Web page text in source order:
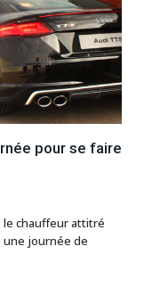
pour se faire
le chauffeur attitré
une journée de